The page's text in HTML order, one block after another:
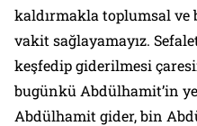
kaldırmakla toplumsal
vakit sağlayamayız.
keşfedip giderilmesi
bugünkü Abdülhamit’in
Abdülhamit gider, bin